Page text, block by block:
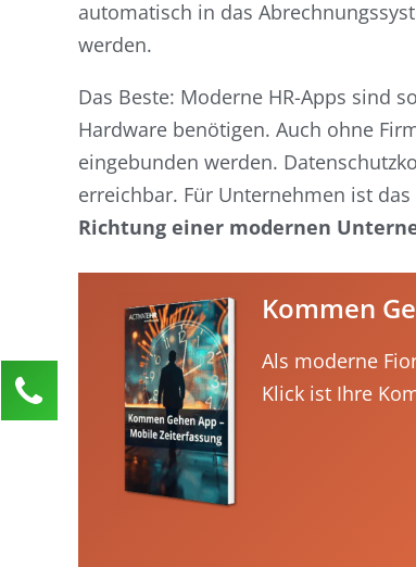
automatisch in das
werden.
Das Beste: Moderne HR-Apps sind
Hardware benötigen. Auch ohne
eingebunden werden.
erreichbar. Für Unternehmen ist
Richtung einer modernen
Kommen
Als moderne
Klick ist Ihre
Kontaktieren Sie uns!
Nadja Messer
Kundenservice
0211 946 285 72-45